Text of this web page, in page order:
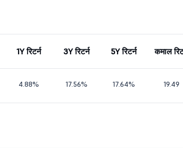
1Y रिटर्न 3Y रिटर्न 5Y रिटर्न कमाल
4.88% 17.56% 17.64% 19.49